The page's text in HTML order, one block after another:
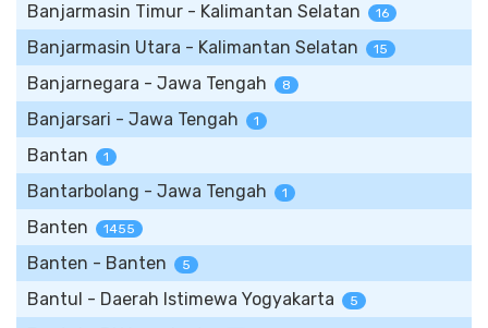
Banjarmasin Timur - Kalimantan Selatan 16
Banjarmasin Utara - Kalimantan Selatan 15
Banjarnegara - Jawa Tengah 8
Banjarsari - Jawa Tengah 1
Bantan 1
Bantarbolang - Jawa Tengah 1
Banten 1455
Banten - Banten 5
Bantul - Daerah Istimewa Yogyakarta 5